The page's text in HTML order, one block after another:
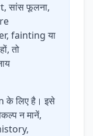
सांस फूलना,
fainting या
तो
लिए है। इसे
न मानें,